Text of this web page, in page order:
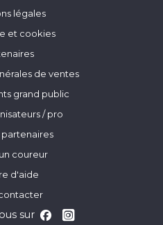
légales
et cookies
de ventes
grand public
/ pro
partenaires
coureur
d'aide
sur